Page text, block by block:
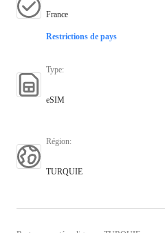
France
Restrictions de pays
Type:
eSIM
Région:
TURQUIE